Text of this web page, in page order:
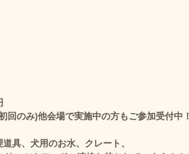
回のみ)他会場で実施中の方もご参加受付中
具、犬用のお水、クレート、